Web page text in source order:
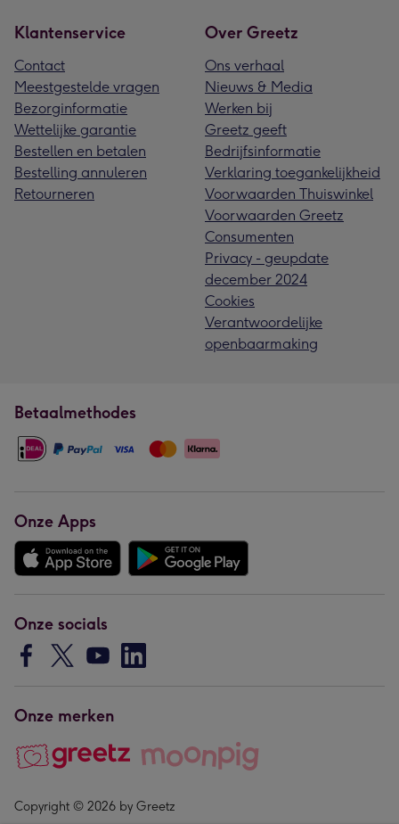
Klantenservice
Contact
Meestgestelde vragen
Bezorginformatie
Wettelijke garantie
Bestellen en betalen
Bestelling annuleren
Retourneren
Over Greetz
Ons verhaal
Nieuws & Media
Werken bij
Greetz geeft
Bedrijfsinformatie
Verklaring toegankelijkheid
Voorwaarden Thuiswinkel
Voorwaarden Greetz
Consumenten
Privacy - geupdate
december 2024
Cookies
Verantwoordelijke
openbaarmaking
Betaalmethodes
Onze Apps
Onze socials
Onze merken
Copyright © 2026 by Greetz